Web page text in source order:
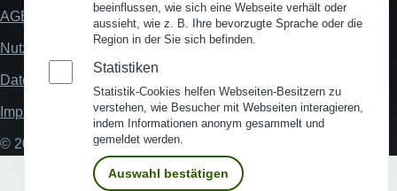
AGB
Nutzungsbedingungen
Datenschutz
Impressum
© 2026 My Business Location
beeinflussen, wie sich eine Webseite verhält oder
aussieht, wie z. B. Ihre bevorzugte Sprache oder die
Region in der Sie sich befinden.
Statistiken
Statistik-Cookies helfen Webseiten-Besitzern zu
verstehen, wie Besucher mit Webseiten interagieren,
indem Informationen anonym gesammelt und
gemeldet werden.
Auswahl bestätigen